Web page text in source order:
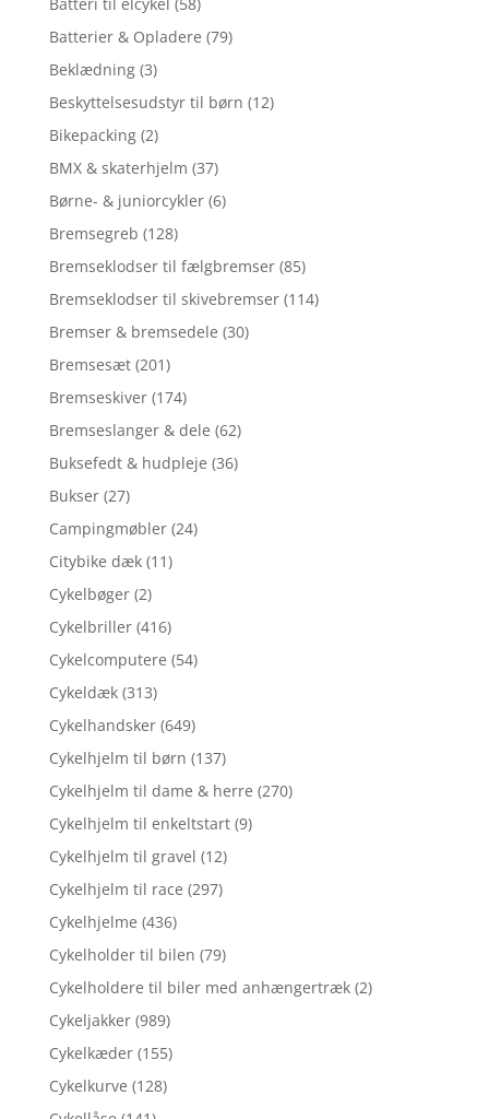
Batteri til elcykel (58)
Batterier & Opladere (79)
Beklædning (3)
Beskyttelsesudstyr til børn (12)
Bikepacking (2)
BMX & skaterhjelm (37)
Børne- & juniorcykler (6)
Bremsegreb (128)
Bremseklodser til fælgbremser (85)
Bremseklodser til skivebremser (114)
Bremser & bremsedele (30)
Bremsesæt (201)
Bremseskiver (174)
Bremseslanger & dele (62)
Buksefedt & hudpleje (36)
Bukser (27)
Campingmøbler (24)
Citybike dæk (11)
Cykelbøger (2)
Cykelbriller (416)
Cykelcomputere (54)
Cykeldæk (313)
Cykelhandsker (649)
Cykelhjelm til børn (137)
Cykelhjelm til dame & herre (270)
Cykelhjelm til enkeltstart (9)
Cykelhjelm til gravel (12)
Cykelhjelm til race (297)
Cykelhjelme (436)
Cykelholder til bilen (79)
Cykelholdere til biler med anhængertræk (2)
Cykeljakker (989)
Cykelkæder (155)
Cykelkurve (128)